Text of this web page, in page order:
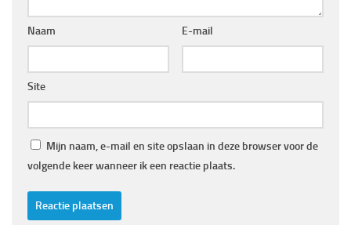
Naam E-mail
Site
Mijn naam, e-mail en site opslaan in deze browser voor de
volgende keer wanneer ik een reactie plaats.